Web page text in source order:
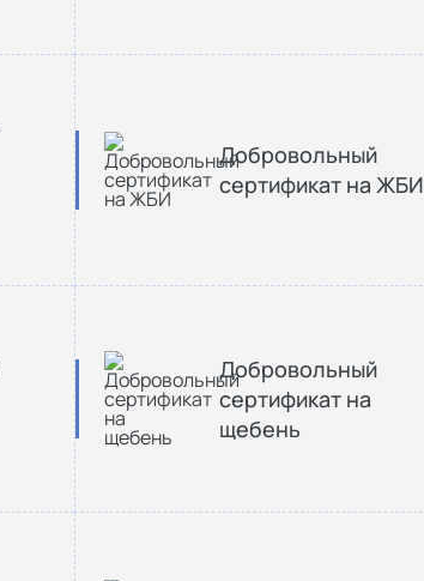
Добровольный
сертификат на ЖБИ
Добровольный
сертификат на
щебень